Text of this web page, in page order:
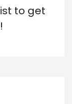
to get